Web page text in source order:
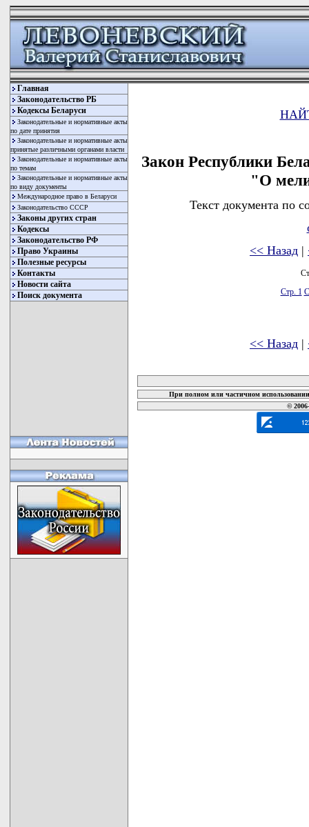
Главная
Законодательство РБ
Кодексы Беларуси
Законодательные и нормативные акты
по дате принятия
Законодательные и нормативные акты
принятые различными органами власти
Законодательные и нормативные акты
по темам
Законодательные и нормативные акты
по виду документы
Международное право в Беларуси
Законодательство СССР
Законы других стран
Кодексы
Законодательство РФ
Право Украины
Полезные ресурсы
Контакты
Новости сайта
Поиск документа
Закон Республики
"О
Текст документа по
<< Назад |
Стр. 1
<< Назад |
При полном или частичном
©